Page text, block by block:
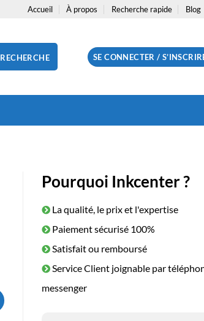
Accueil À propos Recherche rapide Blog
RECHERCHE SE CONNECTER /
Pourquoi Inkcenter ?
La qualité, le prix et l'expertise
Paiement sécurisé 100%
Satisfait ou remboursé
Service Client joignable par
messenger